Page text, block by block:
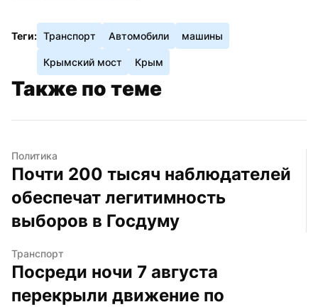
Теги: Транспорт Автомобили машины
Крымский мост Крым
Также по теме
Политика
Почти 200 тысяч наблюдателей
обеспечат легитимность
выборов в Госдуму
Транспорт
Посреди ночи 7 августа
перекрыли движение по